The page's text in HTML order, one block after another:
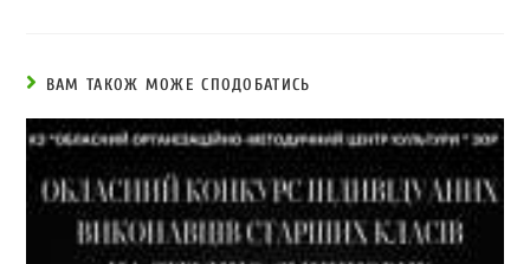
ВАМ ТАКОЖ МОЖЕ СПОДОБАТИСЬ